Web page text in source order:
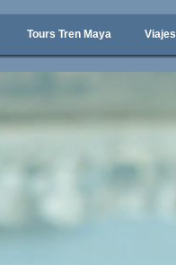
Tours Tren Maya Viajes